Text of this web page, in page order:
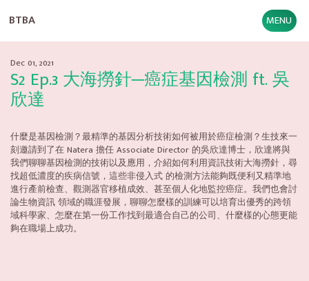
BTBA MENU
Dec 01, 2021
S2 Ep.3 大海撈針─癌症基因檢測 ft. 吳
欣達
什麼是基因檢測？最精準的基因分析技術如何被用於癌症檢測？生技來一
刻邀請到了在 Natera 擔任 Associate Director 的吳欣達博士，欣達將與
我們聊聊基因檢測的技術以及應用，介紹如何利用資訊技術大海撈針，尋
找超低濃度的疾病信號，這些非侵入式 的檢測方法能夠既便利又精準地
進行產前檢查、觀測器官移植成效、甚至個人化地監控癌症。我們也會討
論生物資訊 領域的職涯發展，聊聊怎麼樣的訓練可以培育出優秀的跨領
域科學家、怎麼在第一份工作找到最適合自己的公司、什麼樣的心態更能
夠在職場上成功。